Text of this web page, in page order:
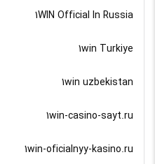
1WIN Official In Russia
1win Turkiye
1win uzbekistan
1win-casino-sayt.ru
1win-oficialnyy-kasino.ru